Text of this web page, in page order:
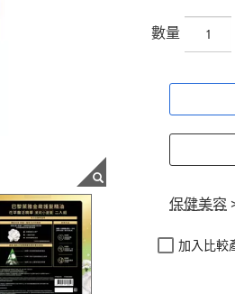
數量
保健美容
加入比較